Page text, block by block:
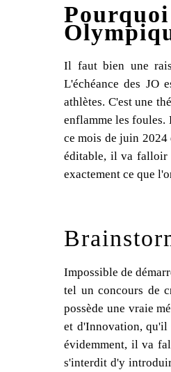
Il faut bien une
L'échéance des JO
athlètes. C'est une
enflamme les foules.
ce mois de juin 2024
éditable, il va falloir
exactement ce que
Impossible de
tel un concours de
possède une vraie
et d'Innovation, qu'il
évidemment, il va
s'interdit d'y